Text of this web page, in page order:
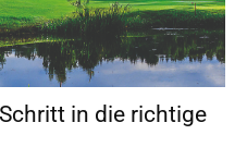
in die richtige